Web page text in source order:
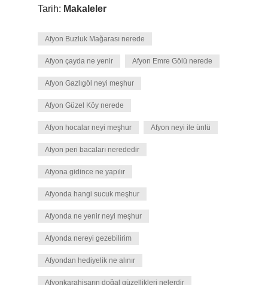
Tarih: Makaleler
Afyon Buzluk Mağarası nerede
Afyon çayda ne yenir Afyon Emre Gölü nerede
Afyon Gazlıgöl neyi meşhur
Afyon Güzel Köy nerede
Afyon hocalar neyi meşhur Afyon neyi ile ünlü
Afyon peri bacaları nerededir
Afyona gidince ne yapılır
Afyonda hangi sucuk meşhur
Afyonda ne yenir neyi meşhur
Afyonda nereyi gezebilirim
Afyondan hediyelik ne alınır
Afyonkarahisarın doğal güzellikleri nelerdir